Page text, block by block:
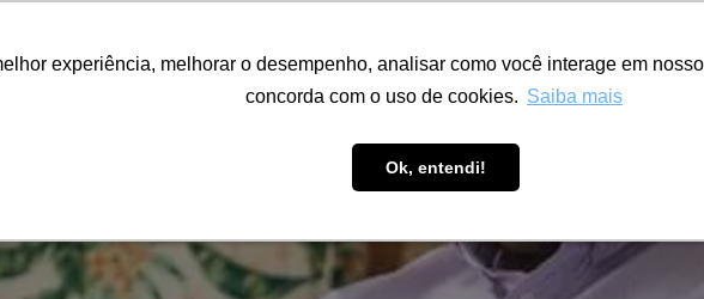
experiência, melhorar o desempenho, analisar como você interage em
concorda com o uso de cookies. Saiba mais
Ok, entendi!
experiência, melhorar o desempenho, analisar como você interage em
concorda com o uso de cookies. Saiba mais
Ok, entendi!
Fábrica Portfólio